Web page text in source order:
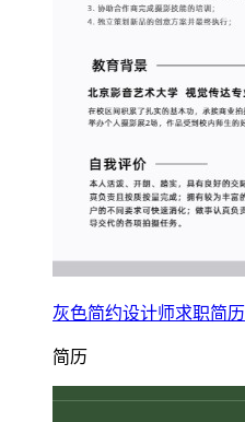
灰色简约设计师求职简历
简历